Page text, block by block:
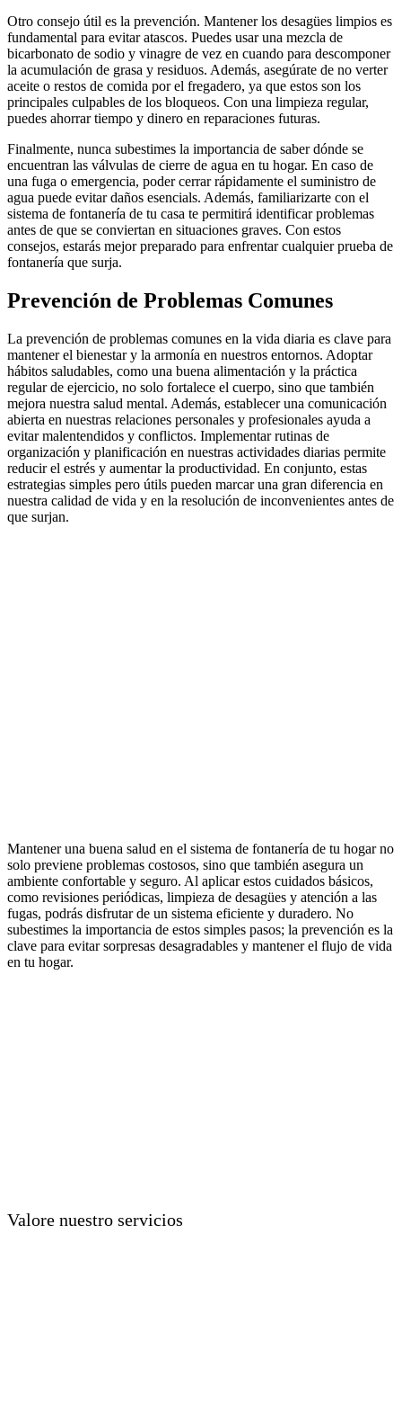
Otro consejo útil es la prevención. Mantener los desagües limpios es
fundamental para evitar atascos. Puedes usar una mezcla de
bicarbonato de sodio y vinagre de vez en cuando para descomponer
la acumulación de grasa y residuos. Además, asegúrate de no verter
aceite o restos de comida por el fregadero, ya que estos son los
principales culpables de los bloqueos. Con una limpieza regular,
puedes ahorrar tiempo y dinero en reparaciones futuras.
Finalmente, nunca subestimes la importancia de saber dónde se
encuentran las válvulas de cierre de agua en tu hogar. En caso de
una fuga o emergencia, poder cerrar rápidamente el suministro de
agua puede evitar daños esencials. Además, familiarizarte con el
sistema de fontanería de tu casa te permitirá identificar problemas
antes de que se conviertan en situaciones graves. Con estos
consejos, estarás mejor preparado para enfrentar cualquier prueba de
fontanería que surja.
Prevención de Problemas Comunes
La prevención de problemas comunes en la vida diaria es clave para
mantener el bienestar y la armonía en nuestros entornos. Adoptar
hábitos saludables, como una buena alimentación y la práctica
regular de ejercicio, no solo fortalece el cuerpo, sino que también
mejora nuestra salud mental. Además, establecer una comunicación
abierta en nuestras relaciones personales y profesionales ayuda a
evitar malentendidos y conflictos. Implementar rutinas de
organización y planificación en nuestras actividades diarias permite
reducir el estrés y aumentar la productividad. En conjunto, estas
estrategias simples pero útils pueden marcar una gran diferencia en
nuestra calidad de vida y en la resolución de inconvenientes antes de
que surjan.
Mantener una buena salud en el sistema de fontanería de tu hogar no
solo previene problemas costosos, sino que también asegura un
ambiente confortable y seguro. Al aplicar estos cuidados básicos,
como revisiones periódicas, limpieza de desagües y atención a las
fugas, podrás disfrutar de un sistema eficiente y duradero. No
subestimes la importancia de estos simples pasos; la prevención es la
clave para evitar sorpresas desagradables y mantener el flujo de vida
en tu hogar.
Valore nuestro servicios